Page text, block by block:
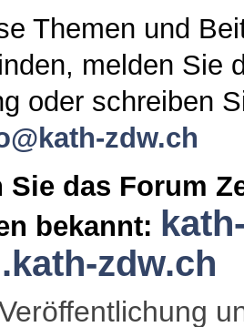
Themen und
melden Sie
oder schreiben
zdw.ch
Sie das Forum
bekannt:
zdw.ch